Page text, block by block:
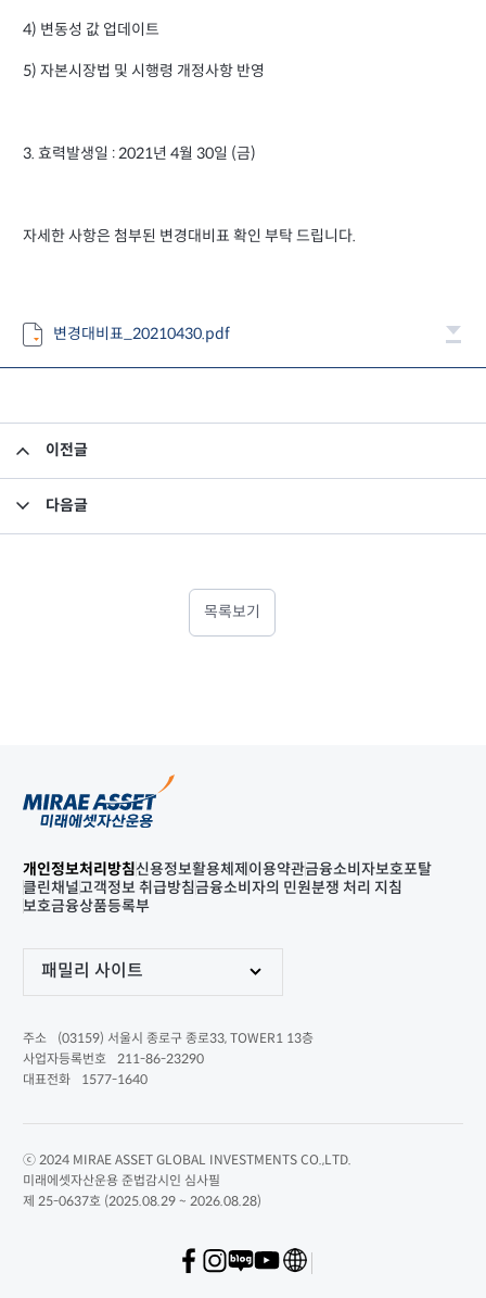
4) 변동성 값 업데이트
5) 자본시장법 및 시행령 개정사항 반영
3. 효력발생일 : 2021년 4월 30일 (금)
자세한 사항은 첨부된 변경대비표 확인 부탁 드립니다.
변경대비표_20210430.pdf
이전글
다음글
목록보기
개인정보처리방침신용정보활용체제 이용약관금융소비자보호포탈
클린채널고객정보 취급방침금융소비자의 민원분쟁 처리 지침
보호금융상품등록부
패밀리 사이트
주소
(03159) 서울시 종로구 종로33, TOWER1 13층
사업자등록번호
211-86-23290
대표전화
1577-1640
ⓒ 2024 MIRAE ASSET GLOBAL INVESTMENTS CO.,LTD.
미래에셋자산운용 준법감시인 심사필
제 25-0637호 (2025.08.29 ~ 2026.08.28)